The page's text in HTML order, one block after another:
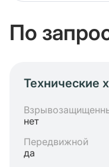
По
Технические
нет
Передвижной
да